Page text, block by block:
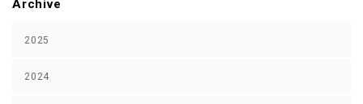
2025
2024